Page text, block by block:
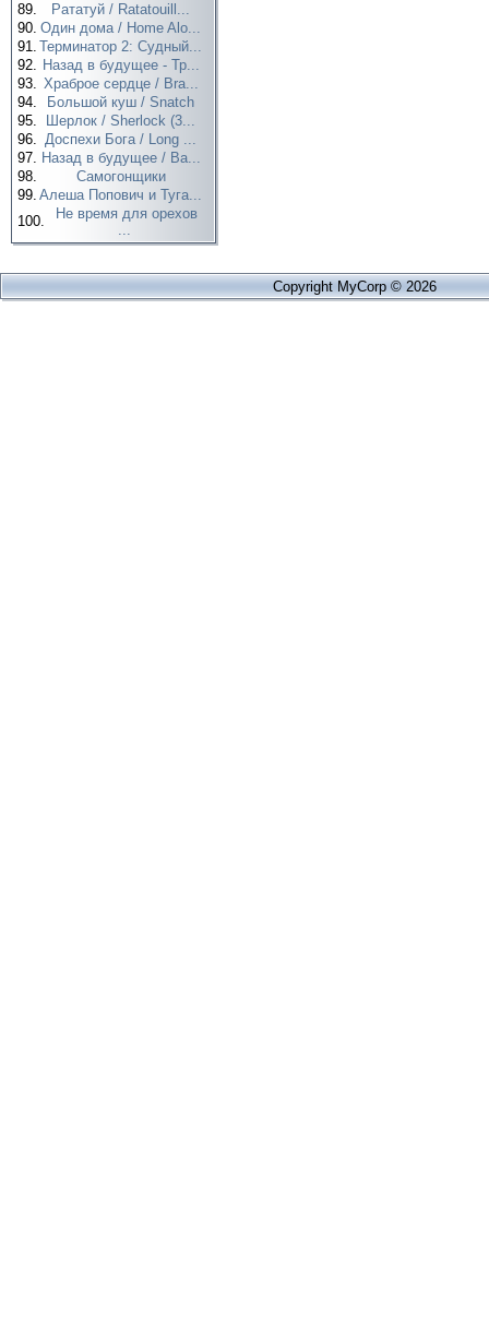
89.
Рататуй / Ratatouill...
90. Один дома / Home Alo...
91. Терминатор 2: Судный...
92. Назад в будущее - Тр...
93. Храброе сердце / Bra...
94.
Большой куш / Snatch
95.
Шерлок / Sherlock (3...
96. Доспехи Бога / Long ...
97. Назад в будущее / Ba...
98.
Самогонщики
99. Алеша Попович и Туга...
100.
Не время для орехов
...
Copyright MyCorp © 2026